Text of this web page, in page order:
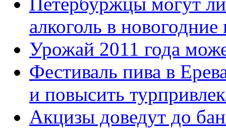
алкоголь в
Урожай 2011 года
Фестиваль пива в
и повысить
Акцизы доведут до